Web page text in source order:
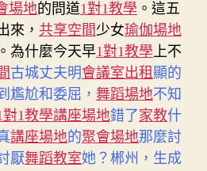
場地的問道1對1教學 。這五
來， 共享空間少女瑜伽場地
為什麼今天早1對1教學上不
古城丈夫明會議室出租顯的
尷尬和委屈， 舞蹈場地不知
對1教學講座場地錯了家教什
講座場地的聚會場地那麼討
厭舞蹈教室她？郴州，生成